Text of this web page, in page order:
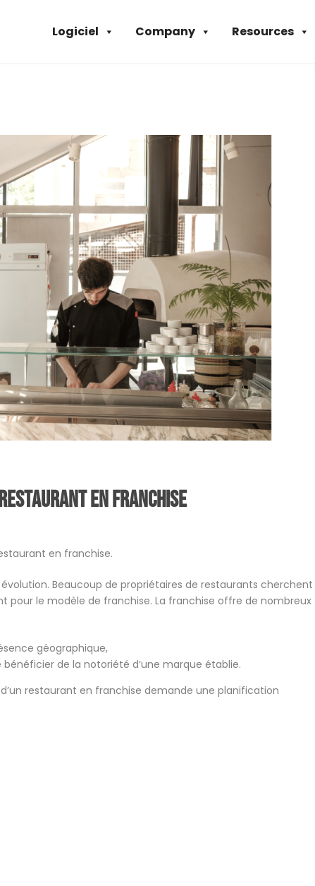
Resources
Company
Logiciel
en franchise
en franchise.
Beaucoup de propriétaires de restaurants cherchent
pour le modèle de franchise. La franchise offre de nombreux
géographique,
de la notoriété d’une marque établie.
restaurant en franchise demande une planification